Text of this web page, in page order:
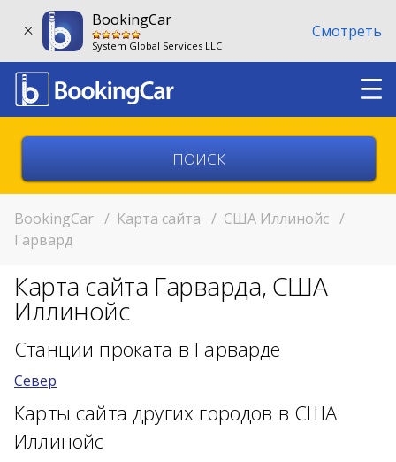
BookingCar
System Global Services LLC
Смотреть
Выберите город
Возврат в другом месте?
Возраст 25-70 лет?
Купон/промо
BookingCar / Карта сайта / США Иллинойс /
Гарвард
Карта сайта Гарварда, США
Иллинойс
Станции проката в Гарварде
Север
Карты сайта других городов в США
Иллинойс